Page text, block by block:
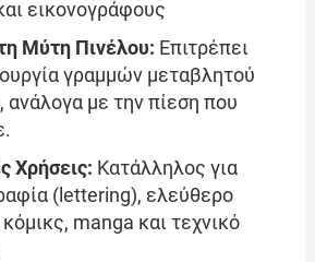
εικονογράφους
Μύτη Πινέλου: Επιτρέπει
γραμμών μεταβλητού
ανάλογα με την πίεση που
Χρήσεις: Κατάλληλος για
(lettering), ελεύθερο
manga και τεχνικό